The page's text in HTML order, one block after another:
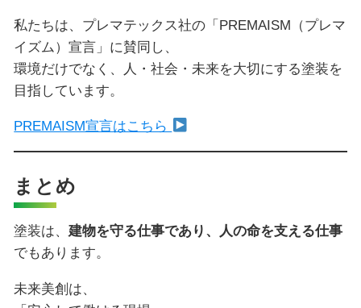
私たちは、プレマテックス社の「PREMAISM（プレマ
イズム）宣言」に賛同し、
環境だけでなく、人・社会・未来を大切にする塗装を
目指しています。
PREMAISM宣言はこちら
まとめ
塗装は、建物を守る仕事であり、人の命を支える仕事
でもあります。
未来美創は、